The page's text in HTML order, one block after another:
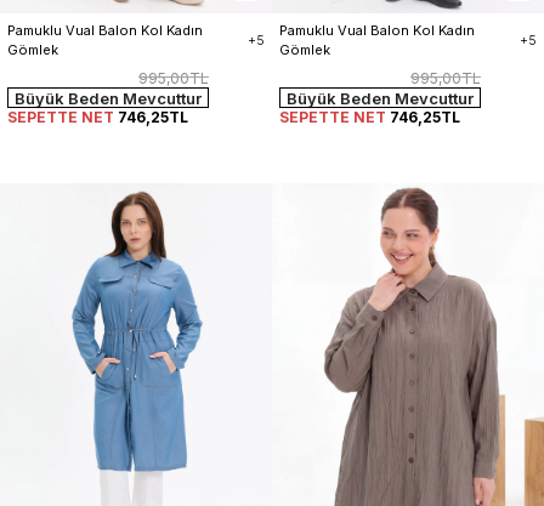
Pamuklu Vual Balon Kol Kadın
Gömlek
+5
995,00TL
Büyük Beden Mevcuttur
SEPETTE NET 746,25TL
Pamuklu Vual Balon Kol Kadın
Gömlek
+5
995,00TL
Büyük Beden Mevcuttur
SEPETTE NET 746,25TL